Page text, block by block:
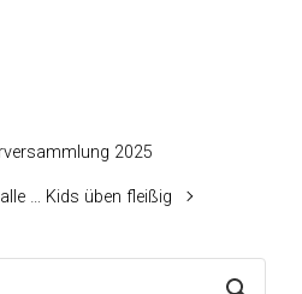
2025
… Kids üben fleißig